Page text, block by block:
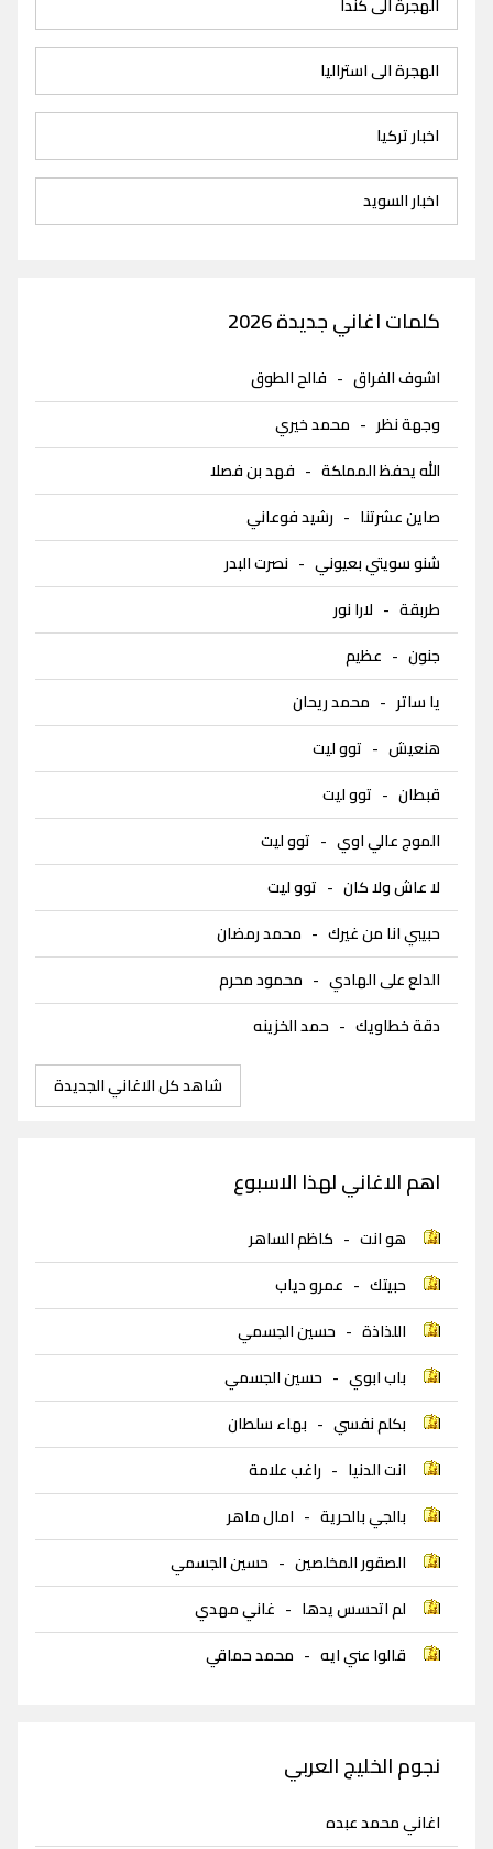
الهجرة الى استراليا
اخبار تركيا
اخبار السويد
كلمات اغاني جديدة 2026
اشوف الفراق - فالح الطوق
وجهة نظر - محمد خيري
الله يحفظ المملكة - فهد بن فصلا
صاين عشرتنا - رشيد فوعاني
شنو سويتي بعيوني - نصرت البدر
طربقة - لارا نور
جنون - عظيم
يا ساتر - محمد ريحان
هنعيش - توو ليت
قبطان - توو ليت
الموج عالي اوي - توو ليت
لا عاش ولا كان - توو ليت
حبيبي انا من غيرك - محمد رمضان
الدلع على الهادي - محمود محرم
دقة خطاويك - حمد الخزينه
شاهد كل الاغاني الجديدة
اهم الاغاني لهذا الاسبوع
هو انت - كاظم الساهر
حبيتك - عمرو دياب
اللذاذة - حسين الجسمي
باب ابوي - حسين الجسمي
بكلم نفسي - بهاء سلطان
انت الدنيا - راغب علامة
بالجي بالحرية - امال ماهر
الصقور المخلصين - حسين الجسمي
لم اتحسس يدها - غاني مهدي
قالوا عني ايه - محمد حماقي
نجوم الخليج العربي
اغاني محمد عبده